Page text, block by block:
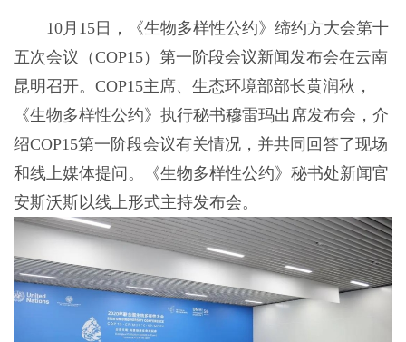
10月15日，《生物多样性公约》缔约方大会第十
五次会议（COP15）第一阶段会议新闻发布会在云南
昆明召开。COP15主席、生态环境部部长黄润秋，
《生物多样性公约》执行秘书穆雷玛出席发布会，介
绍COP15第一阶段会议有关情况，并共同回答了现场
和线上媒体提问。《生物多样性公约》秘书处新闻官
安斯沃斯以线上形式主持发布会。